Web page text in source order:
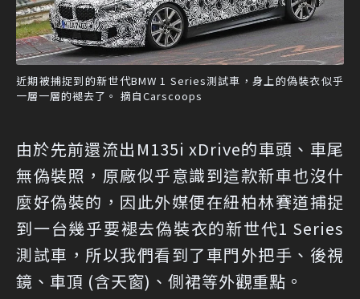
近期被捕捉到的新世代BMW 1 Series測試車，身上的偽裝衣似乎
一層一層的褪去了。 摘自Carscoops
由於先前還流出M135i xDrive的車頭、車尾
無偽裝照，原廠似乎意識到這款新車也沒什
麼好偽裝的，因此外媒便在紐柏林賽道捕捉
到一台幾乎要褪去偽裝衣的新世代1 Series
測試車，所以我們看到了車門外把手、後視
鏡、車頂 (含天窗)、側裙等外觀重點。